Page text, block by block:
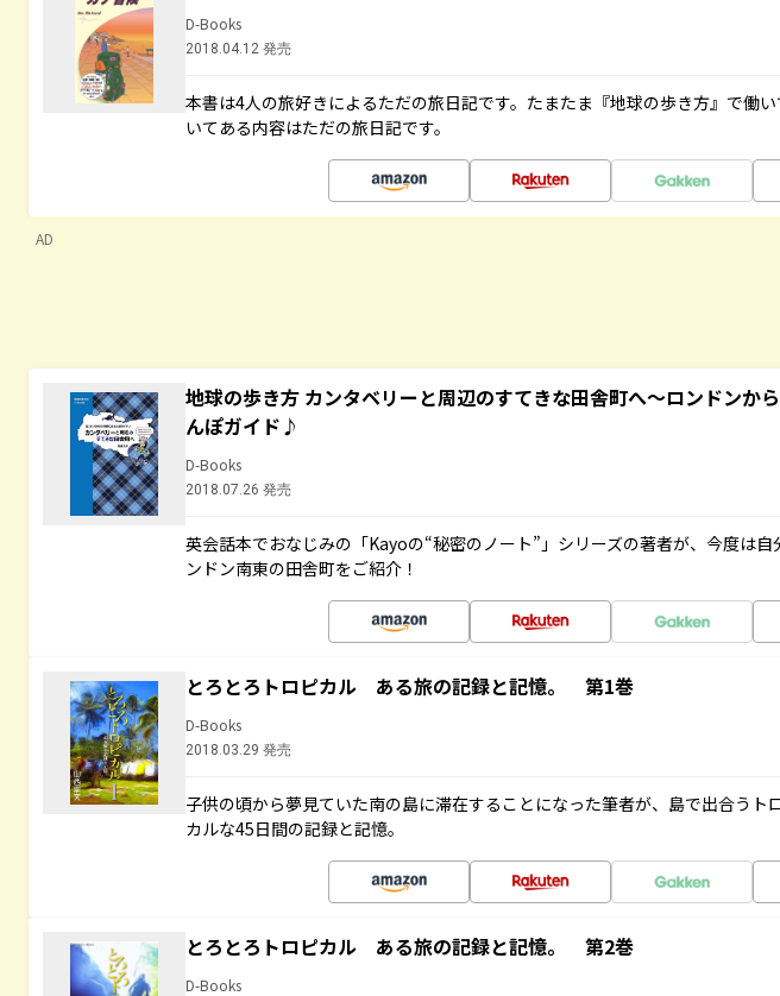
D-Books
2018.04.12 発売
本書は4人の旅好きによるただの旅日記です。たまたま『地球の歩き方』で働
いてある内容はただの旅日記です。
AD
地球の歩き方 カンタベリーと周辺のすてきな田舎町へ～ロンドンか
んぽガイド♪
D-Books
2018.07.26 発売
英会話本でおなじみの「Kayoの“秘密のノート”」シリーズの著者が、今度は自
ンドン南東の田舎町をご紹介！
とろとろトロピカル ある旅の記録と記憶。 第1巻
D-Books
2018.03.29 発売
子供の頃から夢見ていた南の島に滞在することになった筆者が、島で出合うト
カルな45日間の記録と記憶。
とろとろトロピカル ある旅の記録と記憶。 第2巻
D-Books